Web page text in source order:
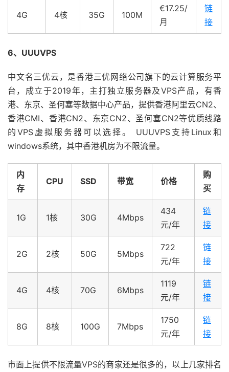
4G 4核 35G 100M
€17.25/
月
链
接
6、UUUVPS
中文名三优云，是香港三优网络公司旗下的云计算服务平
台，成立于2019年，主打独立服务器及VPS产品，有香
港、东京、圣何塞等数据中心产品，提供香港阿里云CN2、
香港CMI、香港CN2、东京CN2、圣何塞CN2等优质线路
的VPS虚拟服务器可以选择。 UUUVPS支持Linux和
windows系统，其中香港机房为不限流量。
内
存
CPU SSD 带宽 价格
购
买
1G 1核 30G 4Mbps
434
元/年
链
接
2G 2核 50G 5Mbps
722
元/年
链
接
4G 4核 70G 6Mbps
1119
元/年
链
接
8G 8核 100G 7Mbps
1750
元/年
链
接
市面上提供不限流量VPS的商家还是很多的，以上几家排名